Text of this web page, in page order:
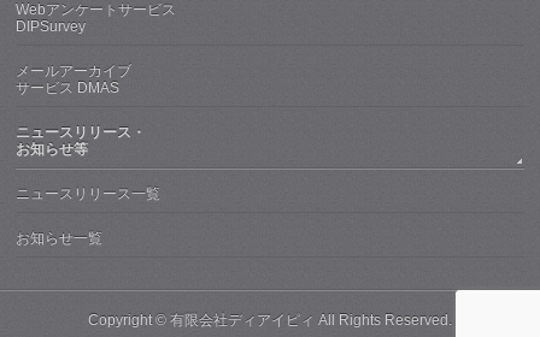
Webアンケートサービス
DIPSurvey
メールアーカイブ
サービス DMAS
ニュースリリース・
お知らせ等
ニュースリリース一覧
お知らせ一覧
Copyright © 有限会社ディアイピィ All Rights Reserved.